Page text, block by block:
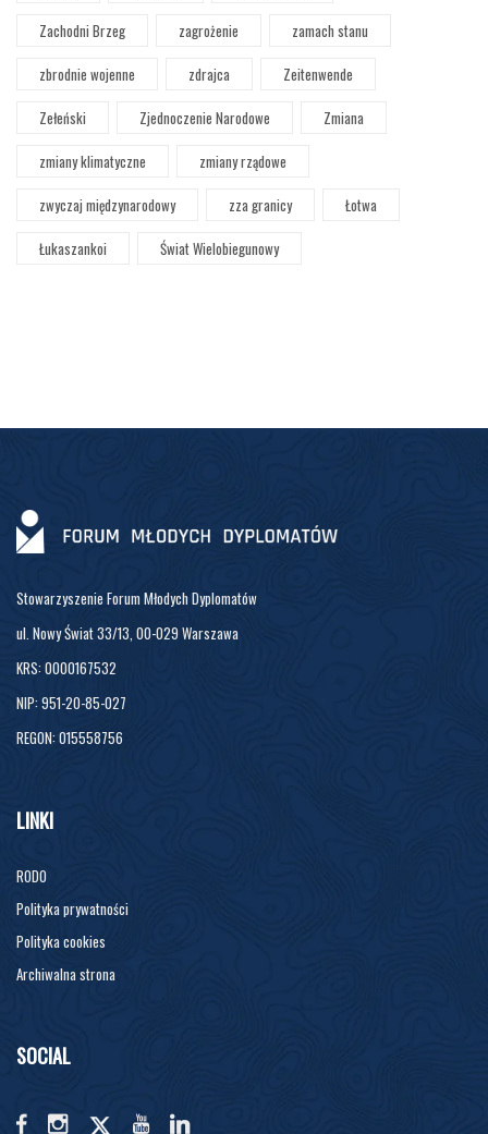
Zachodni Brzeg
zagrożenie
zamach stanu
zbrodnie wojenne
zdrajca
Zeitenwende
Zełeński
Zjednoczenie Narodowe
Zmiana
zmiany klimatyczne
zmiany rządowe
zwyczaj międzynarodowy
zza granicy
Łotwa
Łukaszankoi
Świat Wielobiegunowy
Stowarzyszenie Forum Młodych Dyplomatów
ul. Nowy Świat 33/13, 00-029 Warszawa
KRS: 0000167532
NIP: 951-20-85-027
REGON: 015558756
LINKI
RODO
Polityka prywatności
Polityka cookies
Archiwalna strona
SOCIAL